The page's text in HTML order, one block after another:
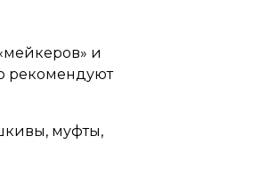
и
рекомендуют
муфты,